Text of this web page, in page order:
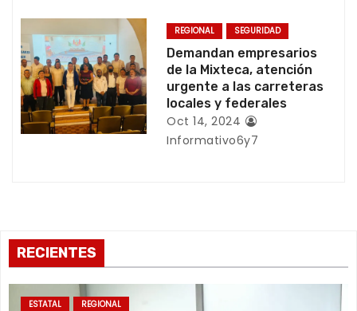
t
r
a
d
REGIONAL SEGURIDAD
Demandan empresarios
de la Mixteca, atención
urgente a las carreteras
locales y federales
Oct 14, 2024
Informativo6y7
RECIENTES
ESTATAL REGIONAL